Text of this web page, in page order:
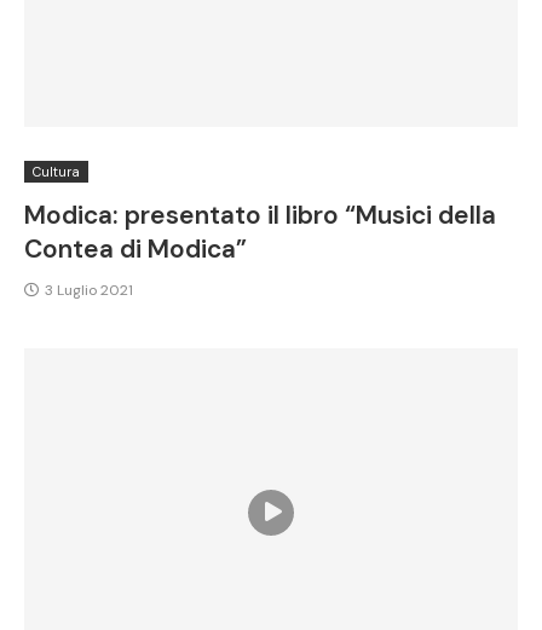
Cultura
Modica: presentato il libro “Musici della
Contea di Modica”
3 Luglio 2021